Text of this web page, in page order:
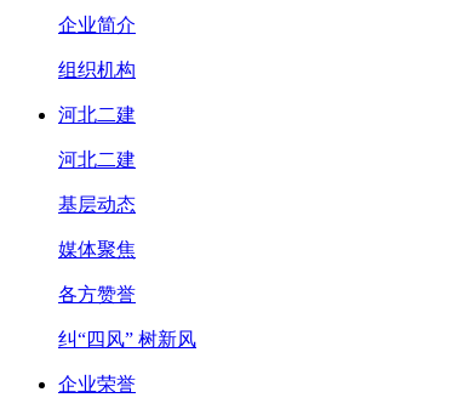
企业简介
组织机构
河北二建
河北二建
基层动态
媒体聚焦
各方赞誉
纠“四风” 树新风
企业荣誉